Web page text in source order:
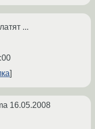
...
16.05.2008